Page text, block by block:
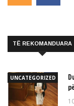
TË REKOMANDUARA
UNCATEGORIZED